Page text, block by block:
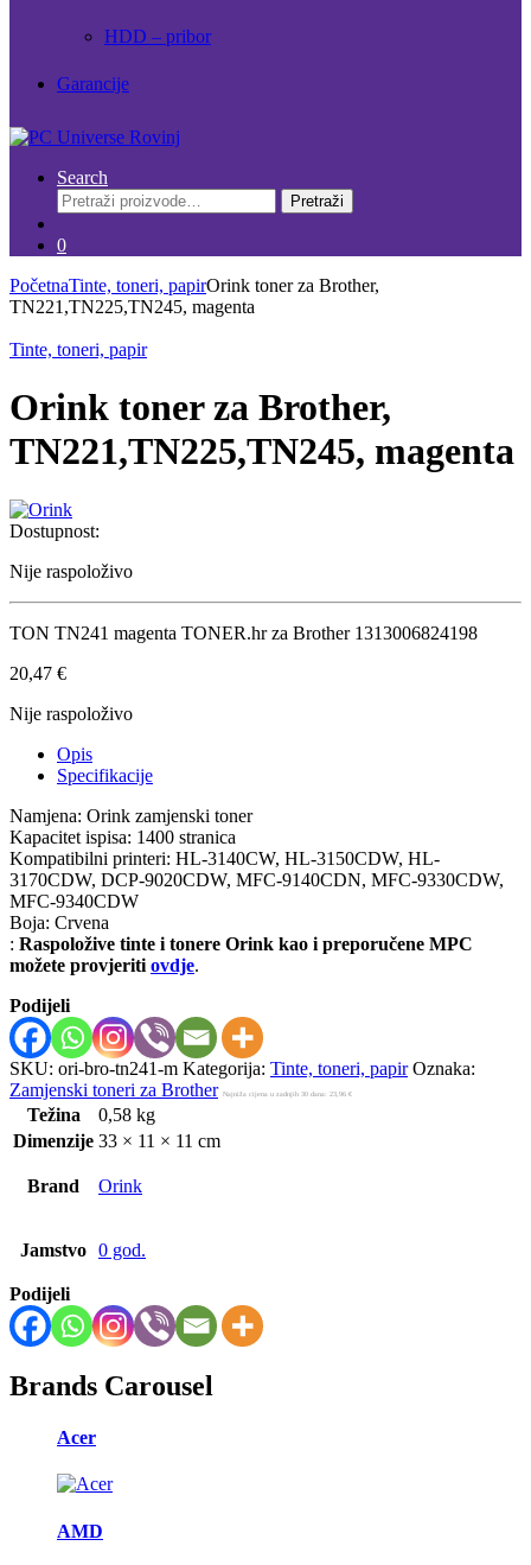
HDD – pribor
Garancije
Search
Pretraži:
Pretraži
0
PočetnaTinte, toneri, papirOrink toner za Brother,
TN221,TN225,TN245, magenta
Tinte, toneri, papir
Orink toner za Brother,
TN221,TN225,TN245, magenta
Dostupnost:
Nije raspoloživo
TON TN241 magenta TONER.hr za Brother 1313006824198
20,47 €
Nije raspoloživo
Opis
Specifikacije
Namjena: Orink zamjenski toner
Kapacitet ispisa: 1400 stranica
Kompatibilni printeri: HL-3140CW, HL-3150CDW, HL-
3170CDW, DCP-9020CDW, MFC-9140CDN, MFC-9330CDW,
MFC-9340CDW
Boja: Crvena
: Raspoložive tinte i tonere Orink kao i preporučene MPC
možete provjeriti ovdje.
Podijeli
SKU: ori-bro-tn241-m Kategorija: Tinte, toneri, papir Oznaka:
Zamjenski toneri za Brother
Najniža cijena u zadnjih 30 dana: 23,96 €
Težina
0,58 kg
Dimenzije 33 × 11 × 11 cm
Brand Orink
Jamstvo 0 god.
Podijeli
Brands Carousel
Acer
AMD